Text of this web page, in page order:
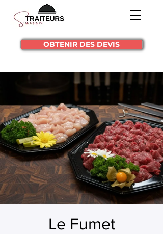
OBTENIR DES DEVIS
Le Fumet